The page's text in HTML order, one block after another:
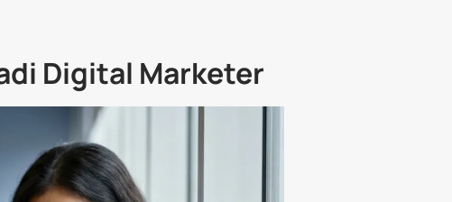
Digital Marketer